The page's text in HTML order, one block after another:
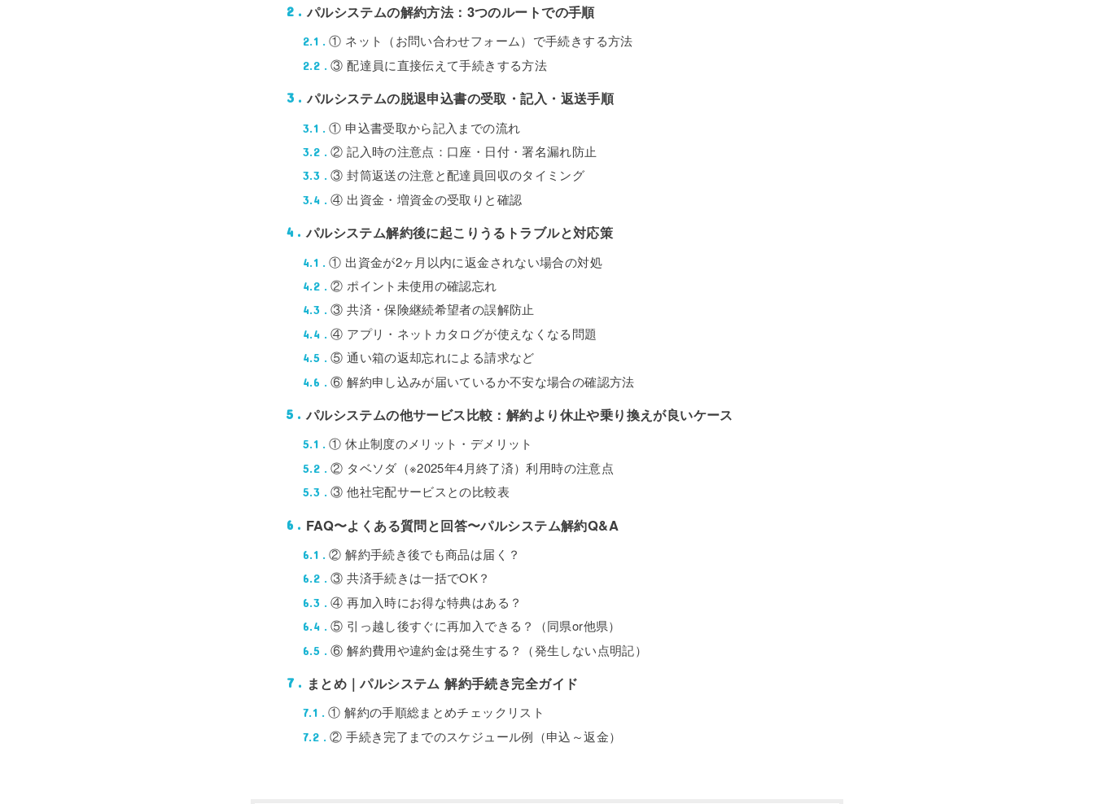
2 パルシステムの解約方法：3つのルートでの手順
2.1 ① ネット（お問い合わせフォーム）で手続きする方法
2.2 ③ 配達員に直接伝えて手続きする方法
3 パルシステムの脱退申込書の受取・記入・返送手順
3.1 ① 申込書受取から記入までの流れ
3.2 ② 記入時の注意点：口座・日付・署名漏れ防止
3.3 ③ 封筒返送の注意と配達員回収のタイミング
3.4 ④ 出資金・増資金の受取りと確認
4 パルシステム解約後に起こりうるトラブルと対応策
4.1 ① 出資金が2ヶ月以内に返金されない場合の対処
4.2 ② ポイント未使用の確認忘れ
4.3 ③ 共済・保険継続希望者の誤解防止
4.4 ④ アプリ・ネットカタログが使えなくなる問題
4.5 ⑤ 通い箱の返却忘れによる請求など
4.6 ⑥ 解約申し込みが届いているか不安な場合の確認方法
5 パルシステムの他サービス比較：解約より休止や乗り換えが良いケース
5.1 ① 休止制度のメリット・デメリット
5.2 ② タベソダ（※2025年4月終了済）利用時の注意点
5.3 ③ 他社宅配サービスとの比較表
6 FAQ〜よくある質問と回答〜パルシステム解約Q&A
6.1 ② 解約手続き後でも商品は届く？
6.2 ③ 共済手続きは一括でOK？
6.3 ④ 再加入時にお得な特典はある？
6.4 ⑤ 引っ越し後すぐに再加入できる？（同県or他県）
6.5 ⑥ 解約費用や違約金は発生する？（発生しない点明記）
7 まとめ｜パルシステム 解約手続き完全ガイド
7.1 ① 解約の手順総まとめチェックリスト
7.2 ② 手続き完了までのスケジュール例（申込～返金）